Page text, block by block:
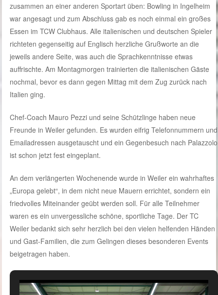
zusammen an einer anderen Sportart üben: Bowling in Ingelheim
war angesagt und zum Abschluss gab es noch einmal ein großes
Essen im TCW Clubhaus. Alle italienischen und deutschen Spieler
richteten gegenseitig auf Englisch herzliche Grußworte an die
jeweils andere Seite, was auch die Sprachkenntnisse etwas
auffrischte. Am Montagmorgen trainierten die italienischen Gäste
nochmal, bevor es dann gegen Mittag mit dem Zug zurück nach
Italien ging.
Chef-Coach Mauro Pezzi und seine Schützlinge haben neue
Freunde in Weiler gefunden. Es wurden eifrig Telefonnummern und
Emailadressen ausgetauscht und ein Gegenbesuch nach Palazzolo
ist schon jetzt fest eingeplant.
An dem verlängerten Wochenende wurde in Weiler ein wahrhaftes
„Europa gelebt“, in dem nicht neue Mauern errichtet, sondern ein
friedvolles Miteinander geübt werden soll. Für alle Teilnehmer
waren es ein unvergessliche schöne, sportliche Tage. Der TC
Weiler bedankt sich sehr herzlich bei den vielen helfenden Händen
und Gast-Familien, die zum Gelingen dieses besonderen Events
beigetragen haben.